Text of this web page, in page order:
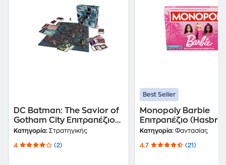
DC Batman: The Savior of
Gotham City Επιτραπέζιο
(Winning Moves)
Κατηγορία: Στρατηγικής
4 (2)
Best Seller
Monopoly Barbie
Επιτραπέζιο (Hasbro)
Κατηγορία: Φαντασίας
4.7 (21)